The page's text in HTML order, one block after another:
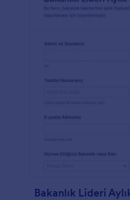
Bakanlık Lideri